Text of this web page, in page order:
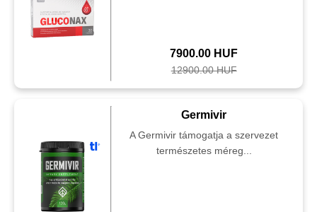
7900.00 HUF
12900.00 HUF
Germivir
A Germivir támogatja a szervezet
természetes méreg...